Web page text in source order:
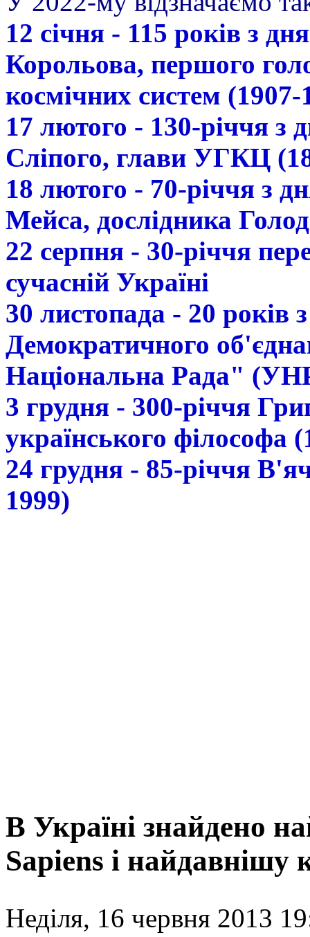
12 січня - 115 років з
Корольова, першого
космічних систем (1907-
17 лютого - 130-річчя з
Сліпого, глави УГКЦ
18 лютого - 70-річчя з
Мейса, дослідника
22 серпня - 30-річчя
сучасній Україні
30 листопада - 20 років
Демократичного
Національна Рада"
3 грудня - 300-річчя
українського філософа
24 грудня - 85-річчя
1999)
В Україні знайдено
Sapiens і найдавнішу
Неділя, 16 червня 2013